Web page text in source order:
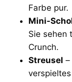
Farbe pur.
Mini-
Sie sehen
Crunch.
Streusel